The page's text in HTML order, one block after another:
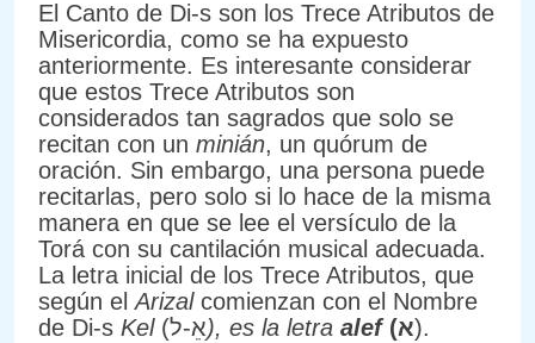
El Canto de Di-s son los Trece Atributos de
Misericordia, como se ha expuesto
anteriormente. Es interesante considerar
que estos Trece Atributos son
considerados tan sagrados que solo se
recitan con un minián, un quórum de
oración. Sin embargo, una persona puede
recitarlas, pero solo si lo hace de la misma
manera en que se lee el versículo de la
Torá con su cantilación musical adecuada.
La letra inicial de los Trece Atributos, que
según elArizalcomienzan con el Nombre
de Di-s Kel (אֵ-ל), es la letra alef (א).